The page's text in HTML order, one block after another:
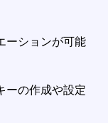
ーションが可能
ーの作成や設定